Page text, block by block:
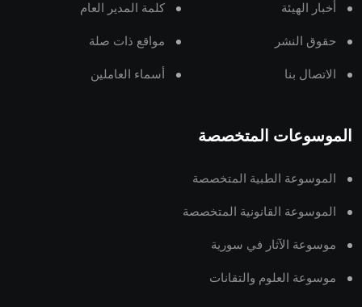
أخبار الهيئة كلمة المدير العام
حقوق النشر مواقع ذات صلة
الاتصال بنا أسماء العاملين
الموسوعات المتخصصة
الموسوعة الطبية المتخصصة
الموسوعة القانونية المتخصصة
موسوعة الآثار في سورية
موسوعة العلوم والتقانات